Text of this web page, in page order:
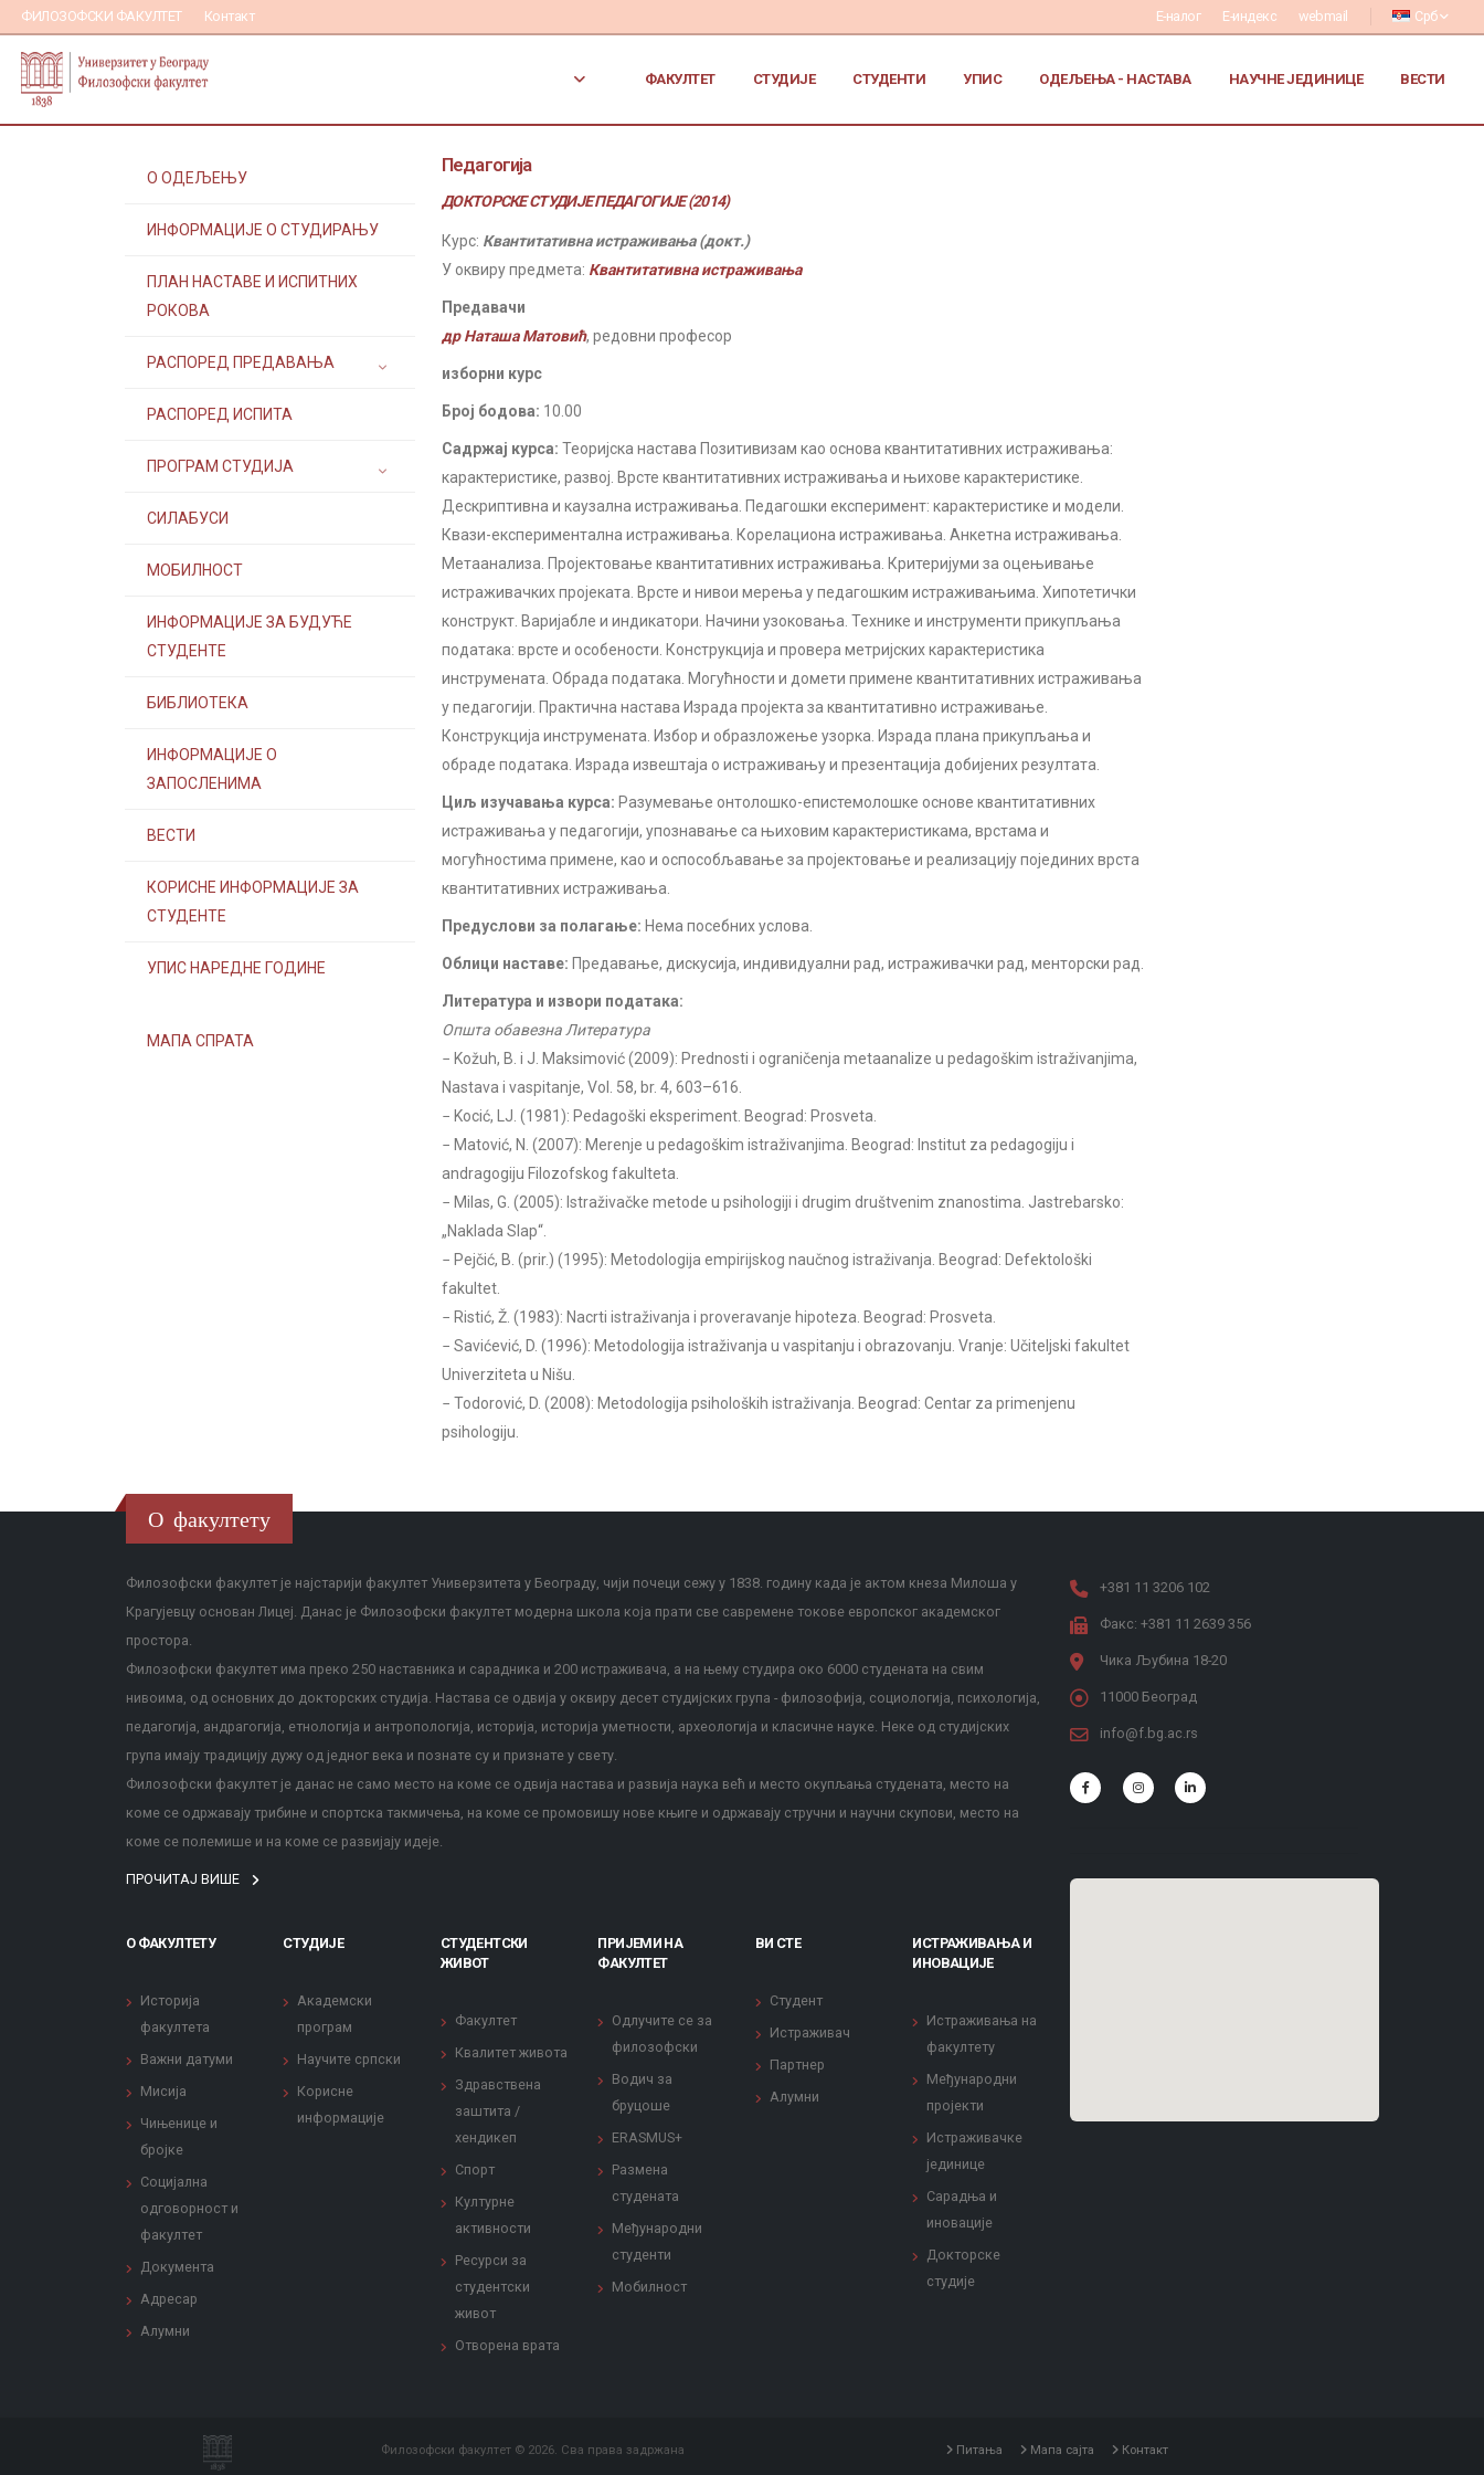
ФИЛОЗОФСКИ ФАКУЛТЕТ Контакт Е-налог Е-индекс webmail Срб
ФАКУЛТЕТ СТУДИЈЕ СТУДЕНТИ УПИС ОДЕЉЕЊА - НАСТАВА НАУЧНЕ ЈЕДИНИЦЕ ВЕСТИ
О ОДЕЉЕЊУ
ИНФОРМАЦИЈЕ О СТУДИРАЊУ
ПЛАН НАСТАВЕ И ИСПИТНИХ
РОКОВА
РАСПОРЕД ПРЕДАВАЊА
РАСПОРЕД ИСПИТА
ПРОГРАМ СТУДИЈА
СИЛАБУСИ
МОБИЛНОСТ
ИНФОРМАЦИЈЕ ЗА БУДУЋЕ
СТУДЕНТЕ
БИБЛИОТЕКА
ИНФОРМАЦИЈЕ О
ЗАПОСЛЕНИМА
ВЕСТИ
КОРИСНЕ ИНФОРМАЦИЈЕ ЗА
СТУДЕНТЕ
УПИС НАРЕДНЕ ГОДИНЕ
МАПА СПРАТА
Педагогија
ДОКТОРСКЕ СТУДИЈЕ ПЕДАГОГИЈЕ (2014)
Курс: Квантитативна истраживања (докт.)
У оквиру предмета: Квантитативна истраживања
Предавачи
др Наташа Матовић, редовни професор
изборни курс
Број бодова: 10.00
Садржај курса: Теоријска настава Позитивизам као основа квантитативних истраживања:
карактеристике, развој. Врсте квантитативних истраживања и њихове карактеристике.
Дескриптивна и каузална истраживања. Педагошки експеримент: карактеристике и модели.
Квази-експериментална истраживања. Корелациона истраживања. Анкетна истраживања.
Метаанализа. Пројектовање квантитативних истраживања. Критеријуми за оцењивање
истраживачких пројеката. Врсте и нивои мерења у педагошким истраживањима. Хипотетички
конструкт. Варијабле и индикатори. Начини узоковања. Технике и инструменти прикупљања
података: врсте и особености. Конструкција и провера метријских карактеристика
инструмената. Обрада података. Могућности и домети примене квантитативних истраживања
у педагогији. Практична настава Израда пројекта за квантитативно истраживање.
Конструкција инструмената. Избор и образложење узорка. Израда плана прикупљања и
обраде података. Израда извештаја о истраживању и презентација добијених резултата.
Циљ изучавања курса: Разумевање онтолошко-епистемолошке основе квантитативних
истраживања у педагогији, упознавање са њиховим карактеристикама, врстама и
могућностима примене, као и оспособљавање за пројектовање и реализацију појединих врста
квантитативних истраживања.
Предуслови за полагање: Нема посебних услова.
Облици наставе: Предавање, дискусија, индивидуални рад, истраживачки рад, менторски рад.
Литература и извори података:
Општа обавезна Литература
− Kožuh, B. i J. Maksimović (2009): Prednosti i ograničenja metaanalize u pedagoškim istraživanjima,
Nastava i vaspitanje, Vol. 58, br. 4, 603–616.
− Kocić, LJ. (1981): Pedagoški eksperiment. Beograd: Prosveta.
− Matović, N. (2007): Merenje u pedagoškim istraživanjima. Beograd: Institut za pedagogiju i
andragogiju Filozofskog fakulteta.
− Milas, G. (2005): Istraživačke metode u psihologiji i drugim društvenim znanostima. Jastrebarsko:
„Naklada Slap“.
− Pejčić, B. (prir.) (1995): Metodologija empirijskog naučnog istraživanja. Beograd: Defektološki
fakultet.
− Ristić, Ž. (1983): Nacrti istraživanja i proveravanje hipoteza. Beograd: Prosveta.
− Savićević, D. (1996): Metodologija istraživanja u vaspitanju i obrazovanju. Vranje: Učiteljski fakultet
Univerziteta u Nišu.
− Todorović, D. (2008): Metodologija psiholoških istraživanja. Beograd: Centar za primenjenu
psihologiju.
О факултету
Филозофски факултет је најстарији факултет Универзитета у Београду, чији почеци сежу у 1838. годину када је актом кнеза Милоша у
Крагујевцу основан Лицеј. Данас је Филозофски факултет модерна школа која прати све савремене токове европског академског
простора.
Филозофски факултет има преко 250 наставника и сарадника и 200 истраживача, а на њему студира око 6000 студената на свим
нивоима, од основних до докторских студија. Настава се одвија у оквиру десет студијских група - филозофија, социологија, психологија,
педагогија, андрагогија, етнологија и антропологија, историја, историја уметности, археологија и класичне науке. Неке од студијских
група имају традицију дужу од једног века и познате су и признате у свету.
Филозофски факултет је данас не само место на коме се одвија настава и развија наука већ и место окупљања студената, место на
коме се одржавају трибине и спортска такмичења, на коме се промовишу нове књиге и одржавају стручни и научни скупови, место на
коме се полемише и на коме се развијају идеје.
ПРОЧИТАЈ ВИШЕ
О ФАКУЛТЕТУ
Историја
факултета
Важни датуми
Мисија
Чињенице и
бројке
Социјална
одговорност и
факултет
Документа
Адресар
Алумни
СТУДИЈЕ
Академски
програм
Научите српски
Корисне
информације
СТУДЕНТСКИ
ЖИВОТ
Факултет
Квалитет живота
Здравствена
заштита /
хендикеп
Спорт
Културне
активности
Ресурси за
студентски
живот
Отворена врата
ПРИЈЕМИ НА
ФАКУЛТЕТ
Одлучите се за
филозофски
Водич за
бруцоше
ERASMUS+
Размена
студената
Међународни
студенти
Мобилност
ВИ СТЕ
Студент
Истраживач
Партнер
Алумни
ИСТРАЖИВАЊА И
ИНОВАЦИЈЕ
Истраживања на
факултету
Међународни
пројекти
Истраживачке
јединице
Сарадња и
иновације
Докторске
студије
+381 11 3206 102
Факс: +381 11 2639 356
Чика Љубина 18-20
11000 Београд
info@f.bg.ac.rs
Филозофски факултет © 2026. Сва права задржана Питања Мапа сајта Контакт